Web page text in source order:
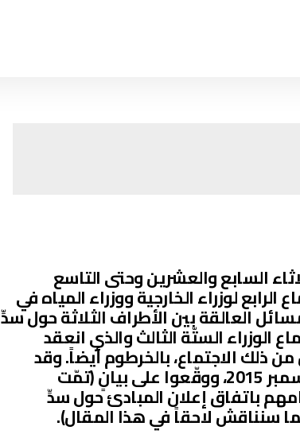
السابع والعشرين وحتى التاسع
ديسمبر عام 2015 الاجتماع الرابع لوزراء الخارجية ووزراء المياه في
العالقة بين الأطراف الثلاثة حول سدِّ
الوزراء الستّة الثالث والذي انعقد
من ذلك الاجتماع، بالخرطوم أيضاً. وقد
أصدر الوزراء الستّة مساء يوم الثلاثاء 29 ديسمبر 2015، ووقّعوا على بيانٍ (تمّت
باتفاق إعلان المبادئ حول سدِّ